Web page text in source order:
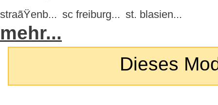
straãŸenb... sc freiburg... st. blasien...
mehr...
Dieses